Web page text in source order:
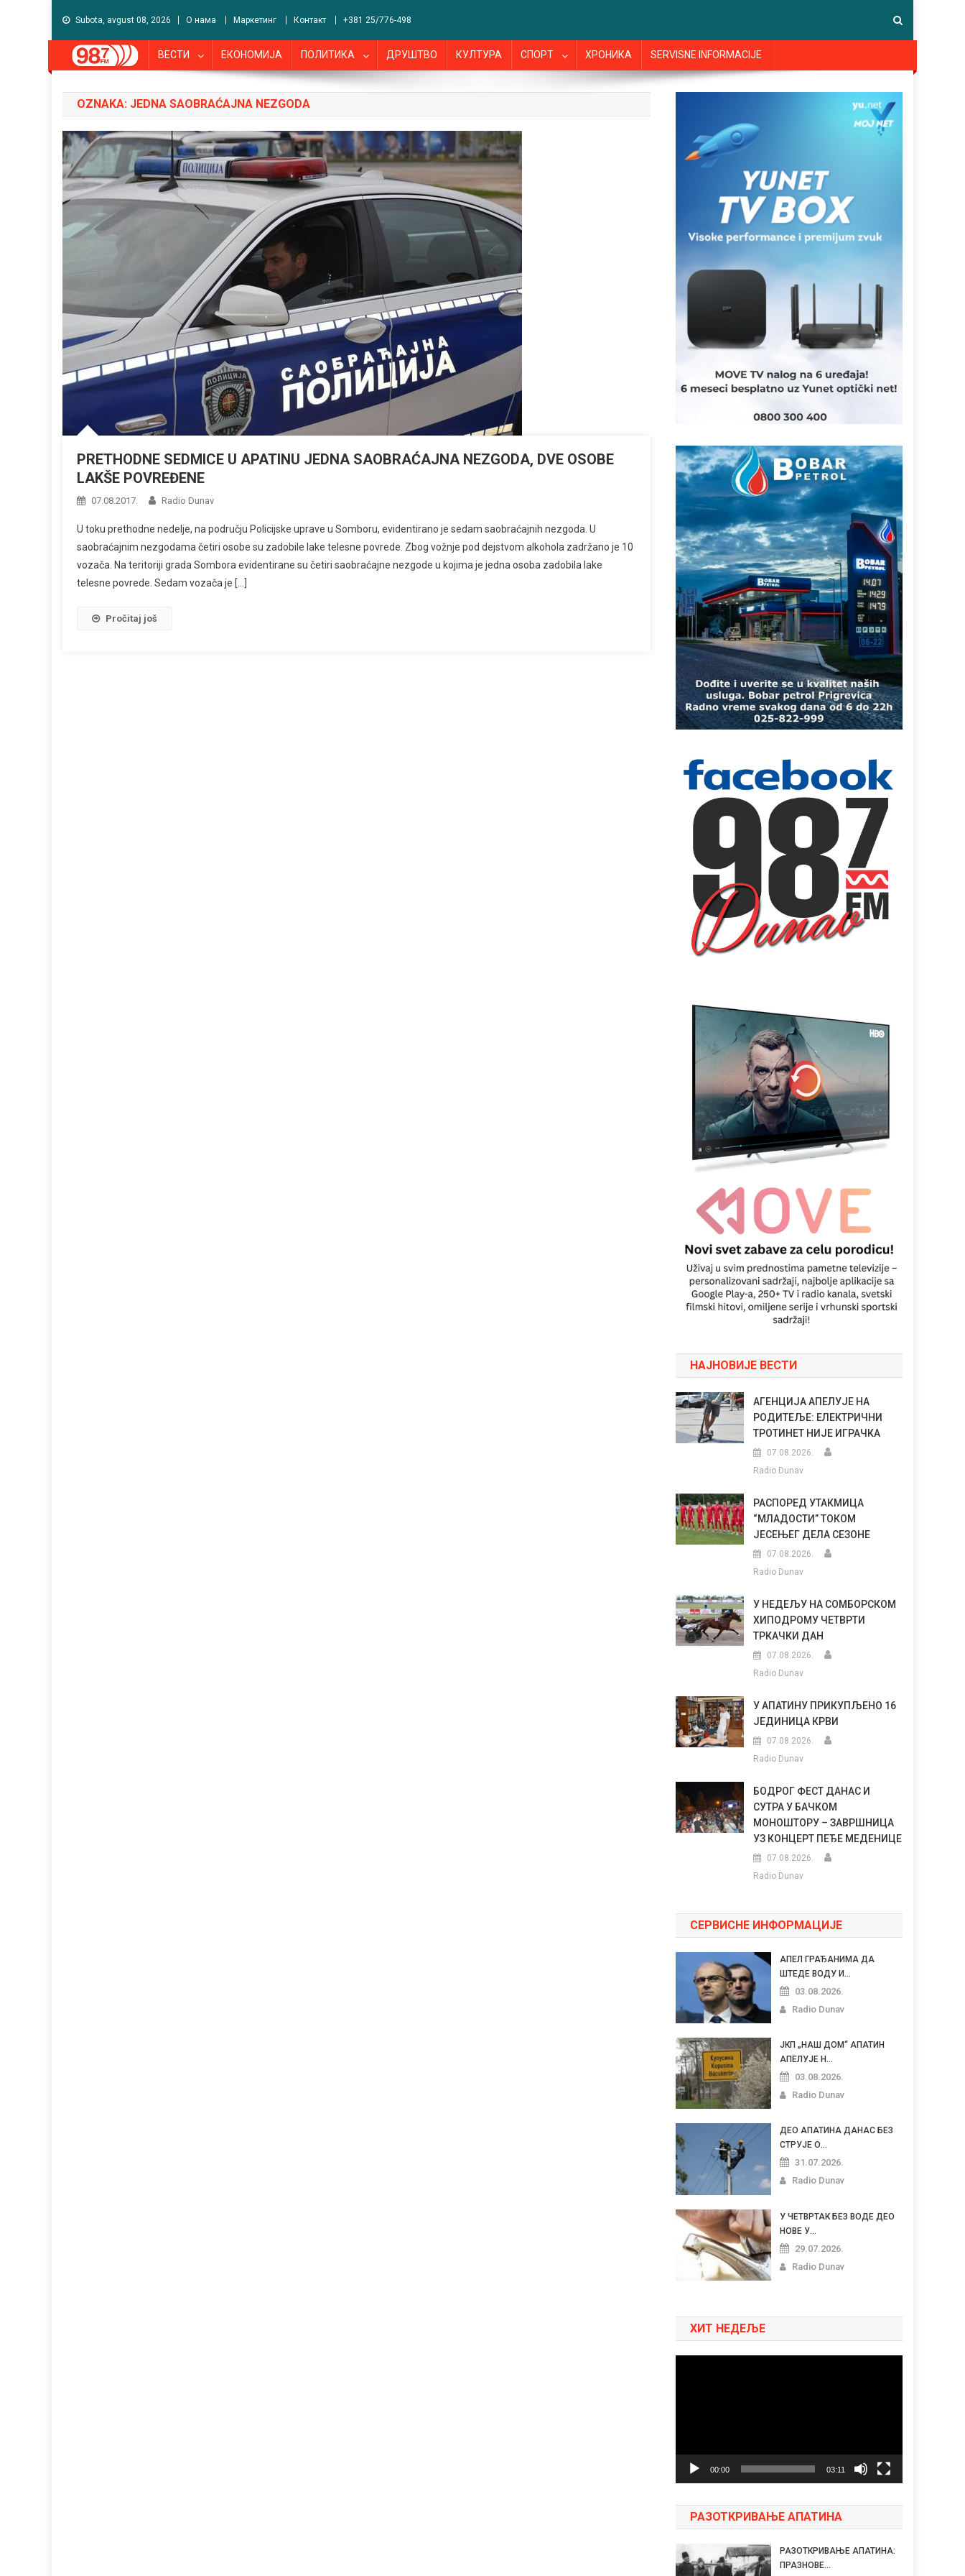
Subota, avgust 08, 2026 О нама Маркетинг Контакт +381 25/776-498
ВЕСТИ ЕКОНОМИЈА ПОЛИТИКА ДРУШТВО КУЛТУРА СПОРТ ХРОНИКА SERVISNE INFORMACIJE
OZNAKA: JEDNA SAOBRAĆAJNA NEZGODA
PRETHODNE SEDMICE U APATINU JEDNA SAOBRAĆAJNA NEZGODA, DVE OSOBE
LAKŠE POVREĐENE
07.08.2017. Radio Dunav
U toku prethodne nedelje, na području Policijske uprave u Somboru, evidentirano je sedam saobraćajnih nezgoda. U
saobraćajnim nezgodama četiri osobe su zadobile lake telesne povrede. Zbog vožnje pod dejstvom alkohola zadržano je 10
vozača. Na teritoriji grada Sombora evidentirane su četiri saobraćajne nezgode u kojima je jedna osoba zadobila lake
telesne povrede. Sedam vozača je […]
Pročitaj još
НАЈНОВИЈЕ ВЕСТИ
АГЕНЦИЈА АПЕЛУЈЕ НА
РОДИТЕЉЕ: ЕЛЕКТРИЧНИ
ТРОТИНЕТ НИЈЕ ИГРАЧКА
07.08.2026.
Radio Dunav
РАСПОРЕД УТАКМИЦА
“МЛАДОСТИ” ТОКОМ
ЈЕСЕЊЕГ ДЕЛА СЕЗОНЕ
07.08.2026.
Radio Dunav
У НЕДЕЉУ НА СОМБОРСКОМ
ХИПОДРОМУ ЧЕТВРТИ
ТРКАЧКИ ДАН
07.08.2026.
Radio Dunav
У АПАТИНУ ПРИКУПЉЕНО 16
ЈЕДИНИЦА КРВИ
07.08.2026.
Radio Dunav
БОДРОГ ФЕСТ ДАНАС И
СУТРА У БАЧКОМ
МОНОШТОРУ – ЗАВРШНИЦА
УЗ КОНЦЕРТ ПЕЂЕ МЕДЕНИЦЕ
07.08.2026.
Radio Dunav
СЕРВИСНЕ ИНФОРМАЦИЈЕ
АПЕЛ ГРАЂАНИМА ДА
ШТЕДЕ ВОДУ И...
03.08.2026.
Radio Dunav
ЈКП „НАШ ДОМ“ АПАТИН
АПЕЛУЈЕ Н...
03.08.2026.
Radio Dunav
ДЕО АПАТИНА ДАНАС БЕЗ
СТРУЈЕ О...
31.07.2026.
Radio Dunav
У ЧЕТВРТАК БЕЗ ВОДЕ ДЕО
НОВЕ У...
29.07.2026.
Radio Dunav
ХИТ НЕДЕЉЕ
00:00 03:11
РАЗОТКРИВАЊЕ АПАТИНА
РАЗОТКРИВАЊЕ АПАТИНА:
ПРАЗНОВЕ...